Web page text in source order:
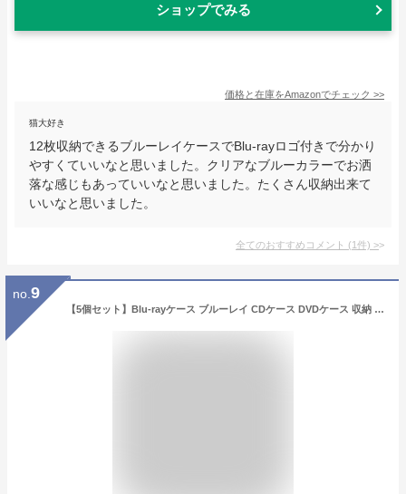
ショップでみる
価格と在庫をAmazonでチェック >>
猫大好き
12枚収納できるブルーレイケースでBlu-rayロゴ付きで分かり
やすくていいなと思いました。クリアなブルーカラーでお洒
落な感じもあっていいなと思いました。たくさん収納出来て
いいなと思いました。
全てのおすすめコメント (1件) >
no. 9
【5個セット】Blu-rayケース ブルーレイ CDケース DVDケース 収納 ファイル 72枚 インデックス付き 不織布 ケース 両面収納 保護 メディアケース ブラック